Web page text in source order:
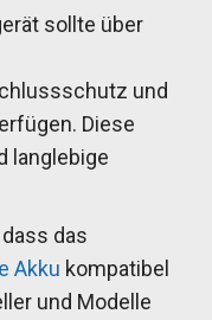
sollte über
und
Diese
langlebige
das
Akku kompatibel
und Modelle